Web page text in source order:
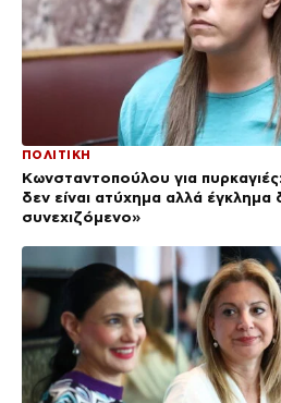
ΠΟΛΙΤΙΚΗ
Κωνσταντοπούλου για
δεν είναι ατύχημα αλλά έγκλημα
συνεχιζόμενο»